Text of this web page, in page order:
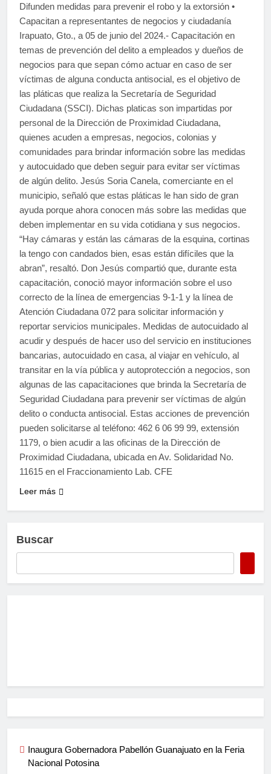
Difunden medidas para prevenir el robo y la extorsión •
Capacitan a representantes de negocios y ciudadanía
Irapuato, Gto., a 05 de junio del 2024.- Capacitación en
temas de prevención del delito a empleados y dueños de
negocios para que sepan cómo actuar en caso de ser
víctimas de alguna conducta antisocial, es el objetivo de
las pláticas que realiza la Secretaría de Seguridad
Ciudadana (SSCI). Dichas platicas son impartidas por
personal de la Dirección de Proximidad Ciudadana,
quienes acuden a empresas, negocios, colonias y
comunidades para brindar información sobre las medidas
y autocuidado que deben seguir para evitar ser víctimas
de algún delito. Jesús Soria Canela, comerciante en el
municipio, señaló que estas pláticas le han sido de gran
ayuda porque ahora conocen más sobre las medidas que
deben implementar en su vida cotidiana y sus negocios.
“Hay cámaras y están las cámaras de la esquina, cortinas
la tengo con candados bien, esas están difíciles que la
abran”, resaltó. Don Jesús compartió que, durante esta
capacitación, conoció mayor información sobre el uso
correcto de la línea de emergencias 9-1-1 y la línea de
Atención Ciudadana 072 para solicitar información y
reportar servicios municipales. Medidas de autocuidado al
acudir y después de hacer uso del servicio en instituciones
bancarias, autocuidado en casa, al viajar en vehículo, al
transitar en la vía pública y autoprotección a negocios, son
algunas de las capacitaciones que brinda la Secretaría de
Seguridad Ciudadana para prevenir ser víctimas de algún
delito o conducta antisocial. Estas acciones de prevención
pueden solicitarse al teléfono: 462 6 06 99 99, extensión
1179, o bien acudir a las oficinas de la Dirección de
Proximidad Ciudadana, ubicada en Av. Solidaridad No.
11615 en el Fraccionamiento Lab. CFE
Leer más
Buscar
Inaugura Gobernadora Pabellón Guanajuato en la Feria
Nacional Potosina